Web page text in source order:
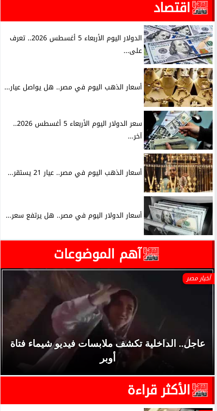
اقتصاد
الدولار اليوم الأربعاء 5 أغسطس 2026.. تعرف
على...
أسعار الذهب اليوم في مصر.. هل يواصل عيار...
سعر الدولار اليوم الأربعاء 5 أغسطس 2026..
آخر...
أسعار الذهب اليوم في مصر.. عيار 21 يستقر...
أسعار الدولار اليوم في مصر.. هل يرتفع سعر...
آهم الموضوعات
أخبار مصر
عاجل.. الداخلية تكشف ملابسات فيديو شيماء فتاة
أوبر
الأكثر قراءة